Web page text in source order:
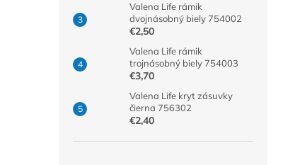
Valena Life rámik
dvojnásobný biely 754002
€2,50
Valena Life rámik
trojnásobný biely 754003
€3,70
Valena Life kryt zásuvky
čierna 756302
€2,40